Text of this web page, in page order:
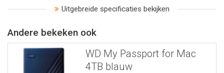
Uitgebreide specificaties bekijken
Andere bekeken ook
WD My Passport for Mac
4TB blauw